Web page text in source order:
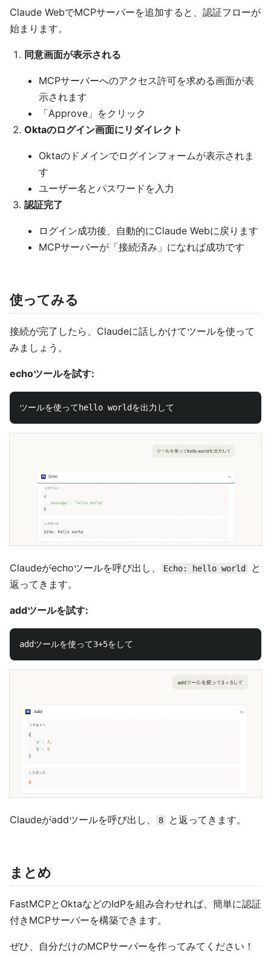
Claude WebでMCPサーバーを追加すると、認証フローが
始まります。
同意画面が表示される
MCPサーバーへのアクセス許可を求める画面が表
示されます
「Approve」をクリック
Oktaのログイン画面にリダイレクト
Oktaのドメインでログインフォームが表示されま
す
ユーザー名とパスワードを入力
認証完了
ログイン成功後、自動的にClaude Webに戻ります
MCPサーバーが「接続済み」になれば成功です
使ってみる
接続が完了したら、Claudeに話しかけてツールを使って
みましょう。
echoツールを試す:
Claudeがechoツールを呼び出し、 Echo: hello world
と
返ってきます。
addツールを試す:
Claudeがaddツールを呼び出し、 8 と返ってきます。
まとめ
FastMCPとOktaなどのIdPを組み合わせれば、簡単に認証
付きMCPサーバーを構築できます。
ぜひ、自分だけのMCPサーバーを作ってみてください！